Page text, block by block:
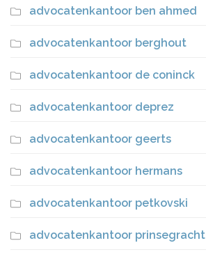
advocatenkantoor ben ahmed
advocatenkantoor berghout
advocatenkantoor de coninck
advocatenkantoor deprez
advocatenkantoor geerts
advocatenkantoor hermans
advocatenkantoor petkovski
advocatenkantoor prinsegracht